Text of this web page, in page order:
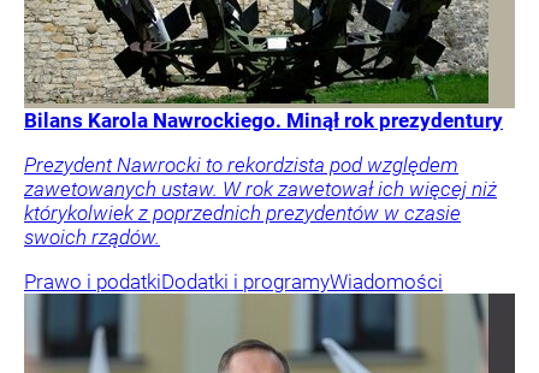
Bilans Karola Nawrockiego. Minął rok prezydentury
Prezydent Nawrocki to rekordzista pod względem
zawetowanych ustaw. W rok zawetował ich więcej niż
którykolwiek z poprzednich prezydentów w czasie
swoich rządów.
Prawo i podatkiDodatki i programyWiadomości